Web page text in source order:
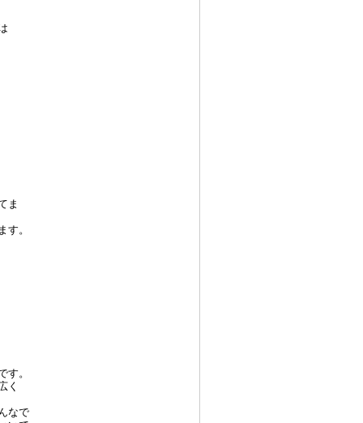
ま
す。
す。
く
なで